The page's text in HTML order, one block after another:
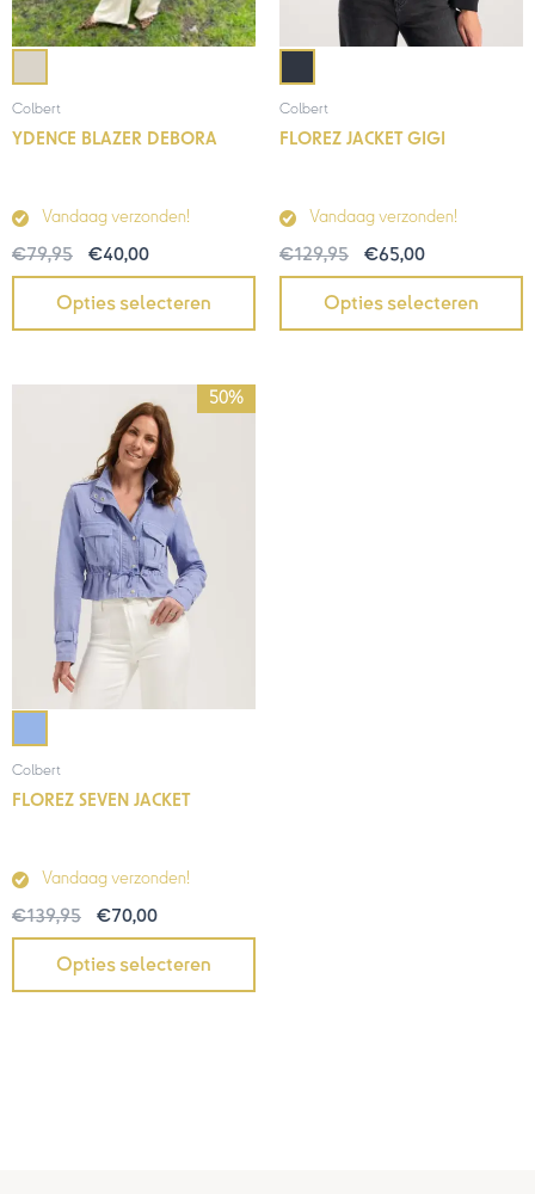
Colbert
YDENCE BLAZER DEBORA
Vandaag verzonden!
€79,95 €40,00
Opties selecteren
Colbert
FLOREZ JACKET GIGI
Vandaag verzonden!
€129,95 €65,00
Opties selecteren
50%
Colbert
FLOREZ SEVEN JACKET
Vandaag verzonden!
€139,95
Oorspronkelijke
prijs
was:
€139,95.
€70,00
Huidige
prijs
is:
€70,00.
Opties selecteren